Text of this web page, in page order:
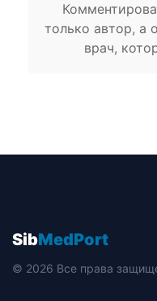
только автор, а
врач,
SibMedPort
© 2026 Все права